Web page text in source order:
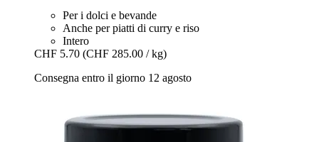
Per i dolci e bevande
Anche per piatti di curry e riso
Intero
CHF 5.70 (CHF 285.00 / kg)
Consegna entro il giorno 12 agosto